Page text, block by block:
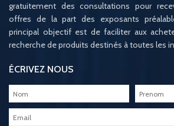
gratuitement des consultations pour
offres de la part des exposants
principal objectif est de faciliter aux
recherche de produits destinés à toutes les
ÉCRIVEZ NOUS